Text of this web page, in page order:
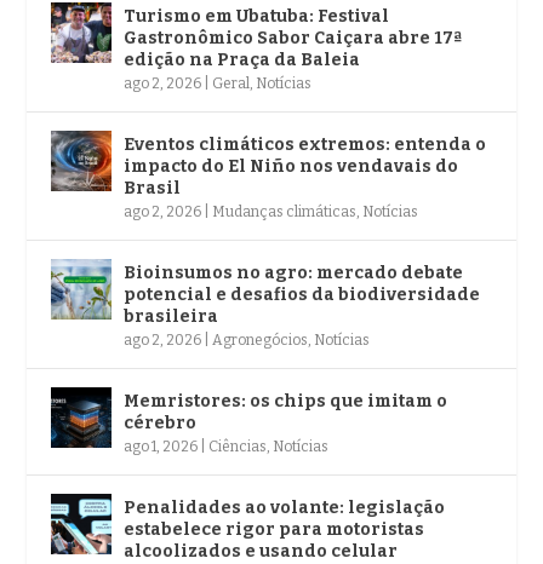
Turismo em Ubatuba: Festival
Gastronômico Sabor Caiçara abre 17ª
edição na Praça da Baleia
ago 2, 2026 Geral, Notícias
Eventos climáticos extremos: entenda o
impacto do El Niño nos vendavais do
Brasil
ago 2, 2026 Mudanças climáticas, Notícias
Bioinsumos no agro: mercado debate
potencial e desafios da biodiversidade
brasileira
ago 2, 2026 |Agronegócios, Notícias
Memristores: os chips que imitam o
cérebro
ago 1, 2026 Ciências, Notícias
Penalidades ao volante: legislação
estabelece rigor para motoristas
alcoolizados e usando celular